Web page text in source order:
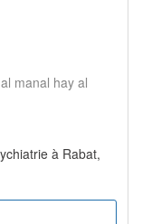
manal hay al
à Rabat,